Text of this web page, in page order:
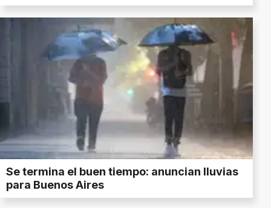
Se termina el buen tiempo: anuncian lluvias
para Buenos Aires